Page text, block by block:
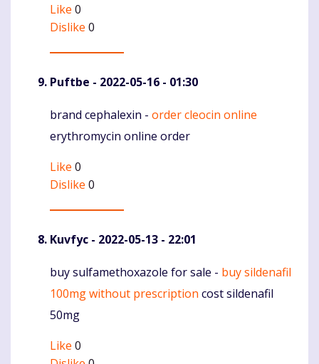
Like 0
Dislike 0
Puftbe - 2022-05-16 - 01:30
Komentaras
brand cephalexin - order cleocin online
erythromycin online order
Like 0
Dislike 0
Kuvfyc - 2022-05-13 - 22:01
Komentaras
buy sulfamethoxazole for sale - buy sildenafil
100mg without prescription cost sildenafil
50mg
Like 0